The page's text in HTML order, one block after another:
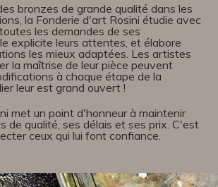
bronzes de grande qualité dans les
la Fonderie d'art Rosini étudie avec
les demandes de ses
explicite leurs attentes, et élabore
les mieux adaptées. Les artistes
la maîtrise de leur pièce peuvent
à chaque étape de la
leur est grand ouvert !
met un point d'honneur à maintenir
de qualité, ses délais et ses prix. C'est
ceux qui lui font confiance.